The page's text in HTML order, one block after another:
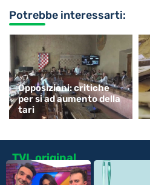
Potrebbe interessarti:
Opposizioni: critiche
per si ad aumento della
tari
TVL original